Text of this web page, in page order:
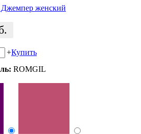
женский
+Купить
ROMGIL